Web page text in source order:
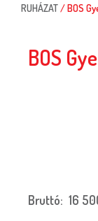
RUHÁZAT / BOS
BOS
Bruttó: 16